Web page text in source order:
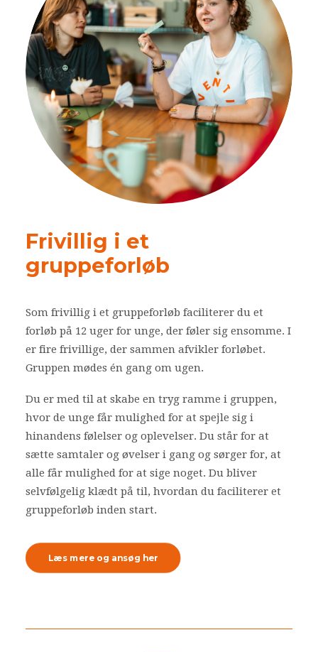
Frivillig i et
gruppeforløb
Som frivillig i et gruppeforløb faciliterer du et
forløb på 12 uger for unge, der føler sig ensomme. I
er fire frivillige, der sammen afvikler forløbet.
Gruppen mødes én gang om ugen.
Du er med til at skabe en tryg ramme i gruppen,
hvor de unge får mulighed for at spejle sig i
hinandens følelser og oplevelser. Du står for at
sætte samtaler og øvelser i gang og sørger for, at
alle får mulighed for at sige noget. Du bliver
selvfølgelig klædt på til, hvordan du faciliterer et
gruppeforløb inden start.
Læs mere og ansøg her